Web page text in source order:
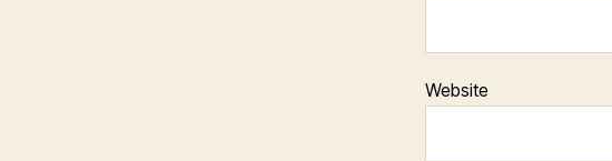
Website